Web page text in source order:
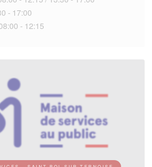
- 17:00
- 12:15